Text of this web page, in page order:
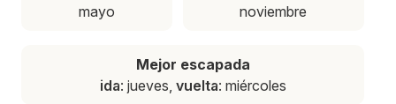
mayo
noviembre
Mejor escapada
ida: jueves, vuelta: miércoles